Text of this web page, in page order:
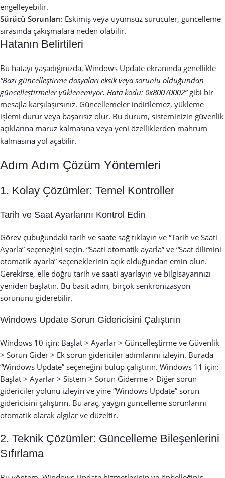
engelleyebilir.
Sürücü Sorunları: Eskimiş veya uyumsuz sürücüler, güncelleme
sırasında çakışmalara neden olabilir.
Hatanın Belirtileri
Bu hatayı yaşadığınızda, Windows Update ekranında genellikle
“Bazı güncelleştirme dosyaları eksik veya sorunlu olduğundan
güncelleştirmeler yüklenemiyor. Hata kodu: 0x80070002”gibi bir
mesajla karşılaşırsınız. Güncellemeler indirilemez, yükleme
işlemi durur veya başarısız olur. Bu durum, sisteminizin güvenlik
açıklarına maruz kalmasına veya yeni özelliklerden mahrum
kalmasına yol açabilir.
Adım Adım Çözüm Yöntemleri
1. Kolay Çözümler: Temel Kontroller
Tarih ve Saat Ayarlarını Kontrol Edin
Görev çubuğundaki tarih ve saate sağ tıklayın ve “Tarih ve Saati
Ayarla” seçeneğini seçin. “Saati otomatik ayarla” ve “Saat dilimini
otomatik ayarla” seçeneklerinin açık olduğundan emin olun.
Gerekirse, elle doğru tarih ve saati ayarlayın ve bilgisayarınızı
yeniden başlatın. Bu basit adım, birçok senkronizasyon
sorununu giderebilir.
Windows Update Sorun Gidericisini Çalıştırın
Windows 10 için: Başlat > Ayarlar > Güncelleştirme ve Güvenlik
> Sorun Gider > Ek sorun gidericiler adımlarını izleyin. Burada
“Windows Update” seçeneğini bulup çalıştırın. Windows 11 için:
Başlat > Ayarlar > Sistem > Sorun Giderme > Diğer sorun
gidericiler yolunu izleyin ve yine “Windows Update” sorun
gidericisini çalıştırın. Bu araç, yaygın güncelleme sorunlarını
otomatik olarak algılar ve düzeltir.
2. Teknik Çözümler: Güncelleme Bileşenlerini
Sıfırlama